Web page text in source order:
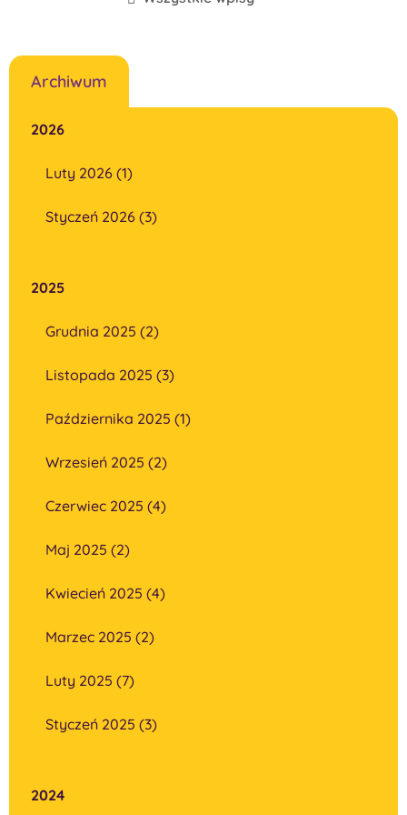
Archiwum
2026
Luty 2026 (1)
Styczeń 2026 (3)
2025
Grudnia 2025 (2)
Listopada 2025 (3)
Października 2025 (1)
Wrzesień 2025 (2)
Czerwiec 2025 (4)
Maj 2025 (2)
Kwiecień 2025 (4)
Marzec 2025 (2)
Luty 2025 (7)
Styczeń 2025 (3)
2024